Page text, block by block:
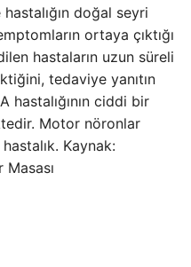
doğal seyri
ortaya çıktığı
hastaların uzun süreli
tedaviye yanıtın
hastalığının ciddi bir
Motor nöronlar
Kaynak: